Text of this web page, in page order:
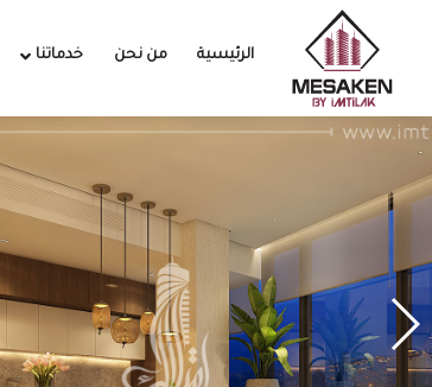
الرئيسية من نحن خدماتنا